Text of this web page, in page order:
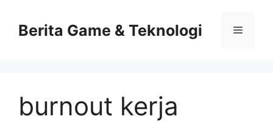
contentBerita Game & Teknologi Menu
burnout kerja